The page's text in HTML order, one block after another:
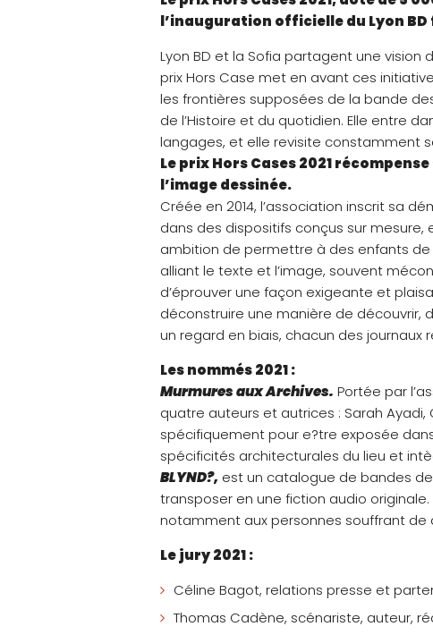
l’inauguration officielle du Lyon
Lyon BD et la Sofia partagent une
prix Hors Case met en avant ces
les frontières supposées de la bande
de l’Histoire et du quotidien. Elle entre
langages, et elle revisite constamment
Le prix Hors Cases 2021
l’image dessinée.
Créée en 2014, l’association inscrit sa
dans des dispositifs conçus sur
ambition de permettre à des enfants de
alliant le texte et l’image, souvent
d’éprouver une façon exigeante et
déconstruire une manière de découvrir,
un regard en biais, chacun des
Les nommés 2021 :
Murmures aux Archives. Portée par
quatre auteurs et autrices : Sarah
spécifiquement pour e?tre exposée
spécificités architecturales du lieu et
BLYND?, est un catalogue de bandes
transposer en une fiction audio
notamment aux personnes souffrant de
Le jury 2021 :
Céline Bagot, relations presse et
Thomas Cadène, scénariste, auteur,